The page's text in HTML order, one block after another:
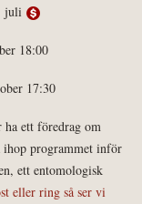
juli
18:00
17:30
ett föredrag om
ihop programmet inför
ett entomologisk
eller ring så ser vi